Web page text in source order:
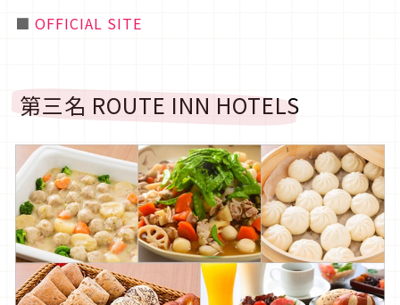
■ OFFICIAL SITE
第三名 ROUTE INN HOTELS